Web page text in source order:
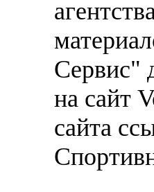
Сервис"
на сайт
сайта